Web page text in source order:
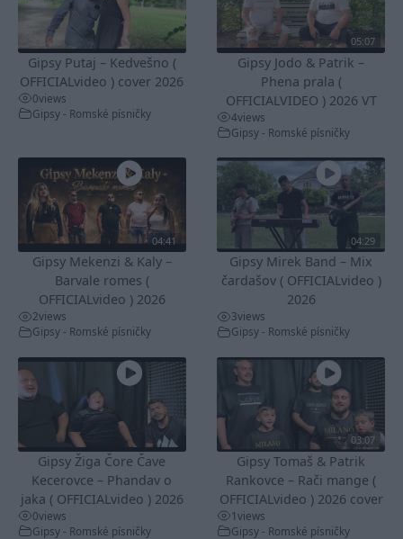
Gipsy Putaj – Kedvešno (
OFFICIALvideo ) cover 2026
0views
Gipsy - Romské písničky
05:07
Gipsy Jodo & Patrik –
Phena prala (
OFFICIALVIDEO ) 2026 VT
4views
Gipsy - Romské písničky
04:41
Gipsy Mekenzi & Kaly –
Barvale romes (
OFFICIALvideo ) 2026
2views
Gipsy - Romské písničky
04:29
Gipsy Mirek Band – Mix
čardašov ( OFFICIALvideo )
2026
3views
Gipsy - Romské písničky
Gipsy Žiga Čore Čave
Kecerovce – Phandav o
jaka ( OFFICIALvideo ) 2026
0views
Gipsy - Romské písničky
03:07
Gipsy Tomaš & Patrik
Rankovce – Rači mange (
OFFICIALvideo ) 2026 cover
1views
Gipsy - Romské písničky